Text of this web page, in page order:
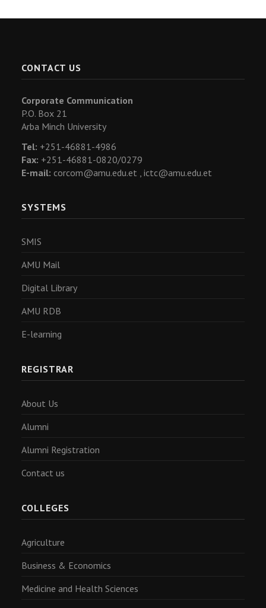
CONTACT US
Corporate Communication
P.O. Box 21
Arba Minch University
Tel: +251-46881-4986
Fax: +251-46881-0820/0279
E-mail: corcom@amu.edu.et , ictc@amu.edu.et
SYSTEMS
SMIS
AMU Mail
Digital Library
AMU RDB
E-learning
REGISTRAR
About Us
Alumni
Alumni Registration
Contact us
COLLEGES
Agriculture
Business & Economics
Medicine and Health Sciences